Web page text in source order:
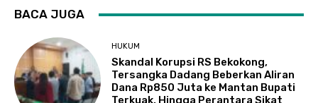
BACA JUGA
HUKUM
Skandal Korupsi RS Bekokong,
Tersangka Dadang Beberkan Aliran
Dana Rp850 Juta ke Mantan Bupati
Terkuak, Hingga Perantara Sikat